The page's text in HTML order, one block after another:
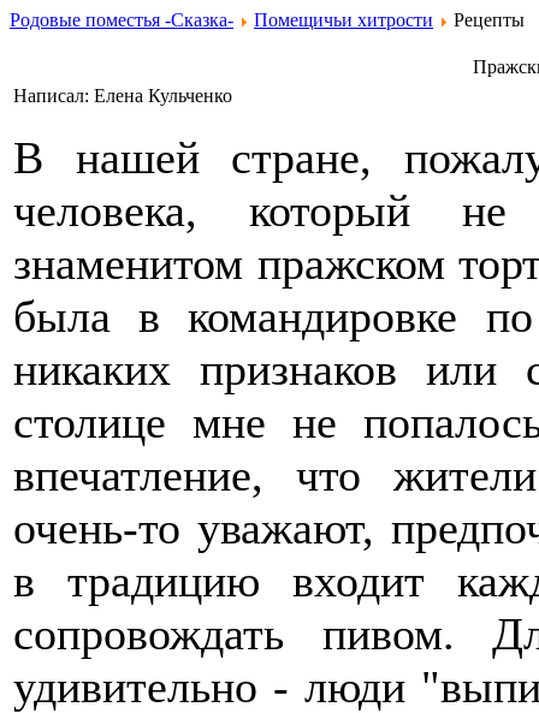
Родовые поместья -Сказка- Помещичьи хитрости Рецепты
Написал: Елена Кульченко
В нашей стране,
человека, который
знаменитом пражском
была в командировке
никаких признаков или
столице мне не
впечатление, что
очень-то уважают,
в традицию входит
сопровождать пивом.
удивительно - люди